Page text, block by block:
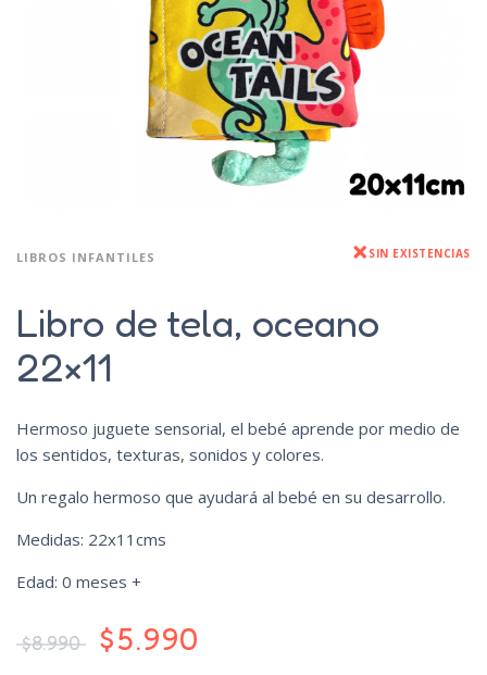
LIBROS INFANTILES SIN EXISTENCIAS
Libro de tela, oceano
22×11
Hermoso juguete sensorial, el bebé aprende por medio de
los sentidos, texturas, sonidos y colores.
Un regalo hermoso que ayudará al bebé en su desarrollo.
Medidas: 22x11cms
Edad: 0 meses +
$8.990 $5.990